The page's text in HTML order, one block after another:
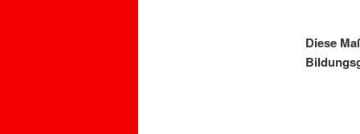
Diese